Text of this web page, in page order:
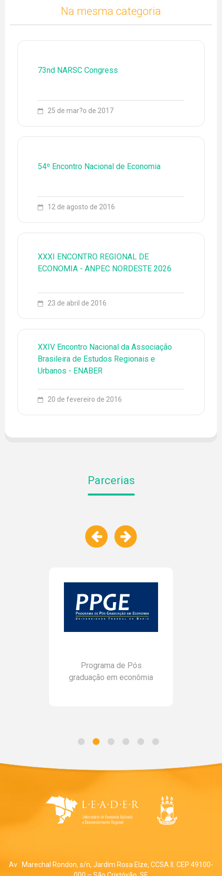
79 3194-6773
FONTES DE PESQUISA
LINHAS DE PESQUISA
NOTÍCIAS
PROJETOS
PUBLICAÇÕES
Na mesma categoria
73nd NARSC Congress
25 de mar?o de 2017
54º Encontro Nacional de Economia
12 de agosto de 2016
XXXI ENCONTRO REGIONAL DE
ECONOMIA - ANPEC NORDESTE 2026
23 de abril de 2016
XXIV Encontro Nacional da Associação
Brasileira de Estudos Regionais e
Urbanos - ENABER
20 de fevereiro de 2016
Parcerias
Programa de Pós
graduação em econômia
Av . Marechal Rondon, s/n, Jardim Rosa Elze, CCSA II. CEP 49100-